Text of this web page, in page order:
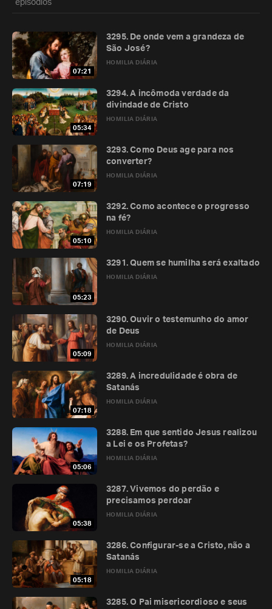
episódios
07:21
HOMILIA DIÁRIA
3295. De onde vem a grandeza de
São José?
05:34
HOMILIA DIÁRIA
3294. A incômoda verdade da
divindade de Cristo
07:19
HOMILIA DIÁRIA
3293. Como Deus age para nos
converter?
05:10
HOMILIA DIÁRIA
3292. Como acontece o progresso
na fé?
05:23
HOMILIA DIÁRIA
3291. Quem se humilha será exaltado
05:09
HOMILIA DIÁRIA
3290. Ouvir o testemunho do amor
de Deus
07:18
HOMILIA DIÁRIA
3289. A incredulidade é obra de
Satanás
05:06
HOMILIA DIÁRIA
3288. Em que sentido Jesus realizou
a Lei e os Profetas?
05:38
HOMILIA DIÁRIA
3287. Vivemos do perdão e
precisamos perdoar
05:18
HOMILIA DIÁRIA
3286. Configurar-se a Cristo, não a
Satanás
3285. O Pai misericordioso e seus